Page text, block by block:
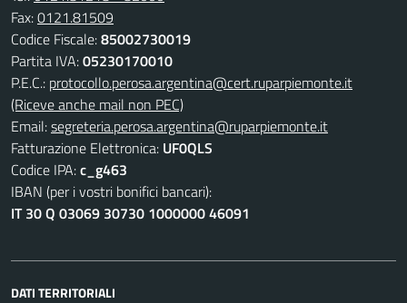
Fax:0121.81509
Codice Fiscale:85002730019
Partita IVA:05230170010
P.E.C.: protocollo.perosa.argentina@cert.ruparpiemonte.it
(Riceve anche mail non PEC)
Email:segreteria.perosa.argentina@ruparpiemonte.it
Fatturazione Elettronica: UF0QLS
Codice IPA:c_g463
IBAN (per i vostri bonifici bancari):
IT 30 Q 03069 30730 1000000 46091
DATI TERRITORIALI